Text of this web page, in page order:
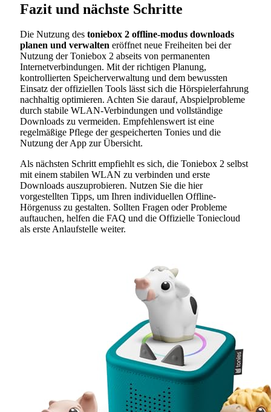
Fazit und nächste Schritte
Die Nutzung des toniebox 2 offline-modus downloads
planen und verwalten eröffnet neue Freiheiten bei der
Nutzung der Toniebox 2 abseits von permanenten
Internetverbindungen. Mit der richtigen Planung,
kontrollierten Speicherverwaltung und dem bewussten
Einsatz der offiziellen Tools lässt sich die Hörspielerfahrung
nachhaltig optimieren. Achten Sie darauf, Abspielprobleme
durch stabile WLAN-Verbindungen und vollständige
Downloads zu vermeiden. Empfehlenswert ist eine
regelmäßige Pflege der gespeicherten Tonies und die
Nutzung der App zur Übersicht.
Als nächsten Schritt empfiehlt es sich, die Toniebox 2 selbst
mit einem stabilen WLAN zu verbinden und erste
Downloads auszuprobieren. Nutzen Sie die hier
vorgestellten Tipps, um Ihren individuellen Offline-
Hörgenuss zu gestalten. Sollten Fragen oder Probleme
auftauchen, helfen die FAQ und die Offizielle Toniecloud
als erste Anlaufstelle weiter.